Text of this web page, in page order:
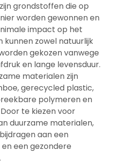
grondstoffen die op
worden gewonnen en
impact op het
kunnen zowel natuurlijk
gekozen vanwege
en lange levensduur.
materialen zijn
gerecycled plastic,
polymeren en
te kiezen voor
duurzame materialen,
aan een
een gezondere